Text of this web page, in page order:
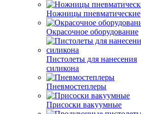
Ножницы пневматические
Окрасочное оборудование
Пистолеты для нанесения
силикона
Пневмостеплеры
Присоски вакуумные